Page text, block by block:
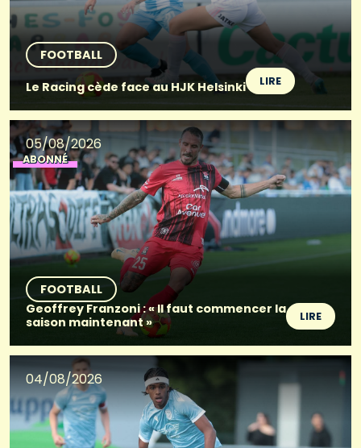
FOOTBALL
Le Racing cède face au HJK Helsinki
LIRE
05/08/2026
ABONNÉ
FOOTBALL
Geoffrey Franzoni : « Il faut commencer la
saison maintenant »
LIRE
04/08/2026